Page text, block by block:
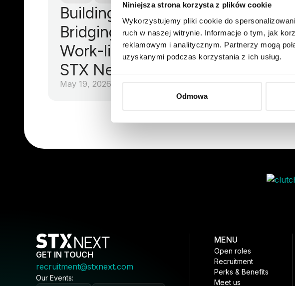
Niniejsza strona korzysta z plików cookie
Wykorzystujemy pliki cookie do
ruch w naszej witrynie. Informacje o tym, jak
reklamowym i analitycznym. Partnerzy mogą
uzyskanymi podczas korzystania z ich usług.
Odmowa
Building Code,
Bridging Cultures:
Work-life balance at
STX Next Mexico
May 19, 2026
GET IN TOUCH
recruitment@stxnext.com
Our Events:
MENU
Open roles
Recruitment
Perks & Benefits
Meet us